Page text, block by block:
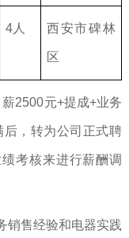
4人 西安市碑林
区
2500元+提成+业务
，转为公司正式聘
考核来进行薪酬调
销售经验和电器实践